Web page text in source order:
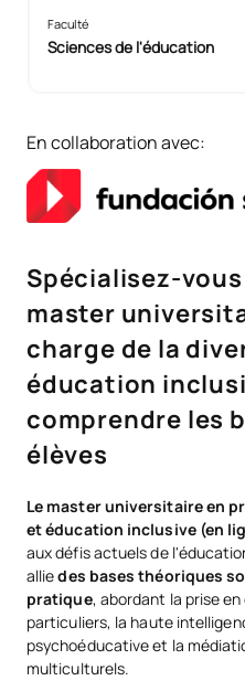
Faculté
Sciences de l'éducation
En collaboration avec:
Spécialisez-
master
charge de la
éducation
comprendre les
élèves
Le master universitaire en
et éducation inclusive (en
aux défis actuels de
alliedes bases théoriques
pratique, abordant la prise
particuliers, la haute
psychoéducative et la
multiculturels.